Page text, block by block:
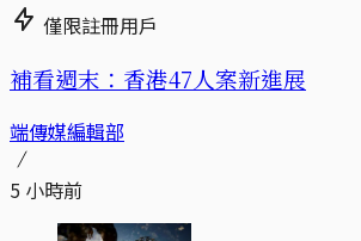
僅限註冊用戶
補看週末：香港47人案新進展
端傳媒編輯部
5 小時前